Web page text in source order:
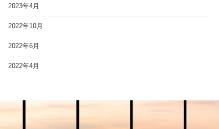
2023年4月
2022年10月
2022年6月
2022年4月